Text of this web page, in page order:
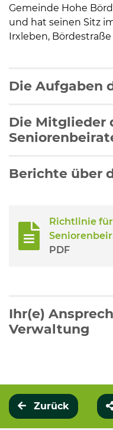
Bildung und
Wirtschaft,
Tourismus,
Ehrenamt und
Gemeinde Hohe
und hat seinen Sitz
Irxleben, Bördestraße
Die Aufgaben
Die Mitglieder
Berichte über
Richtlinie
PDF
Ihr(e)
Verwaltung
Zurück